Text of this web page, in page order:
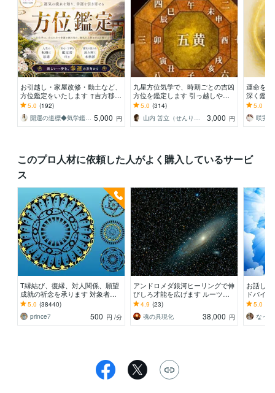
お引越し・家屋改修・動土など、
方位鑑定をいたします ↑吉方移転
で、金運・恋愛や結婚運・家庭円
満運・仕事運アップ↑
5.0 (192)
開運の道標◆気学鑑定士◆渡辺尭瑚 5,000 円
九星方位気学で、時期ごとの吉凶
方位を鑑定します 引っ越しや旅
行、留学や開業などを予定されて
いる方のために
5.0 (314)
山内 笘立（せんりゅう）
3,000 円
運命を
深く鑑
読み解
開運方
5.0
咲実
このプロ人材に依頼した人がよく購入しているサービ
ス
T縁結び、復縁、対人関係、願望
成就の祈念を承ります 対象者の
思いと状況、対象者との対話、祈
念
5.0 (38440)
prince7
500 円 /分
アンドロメダ銀河ヒーリングで伸
びしろ才能を広げます ルーツの3
倍の効果！天の川銀河やアンドロ
メダ銀河とも繋がる
4.9 (23)
魂の具現化
38,000 円
お話し
ドバイ
不要。
たまま
5.0
なっ